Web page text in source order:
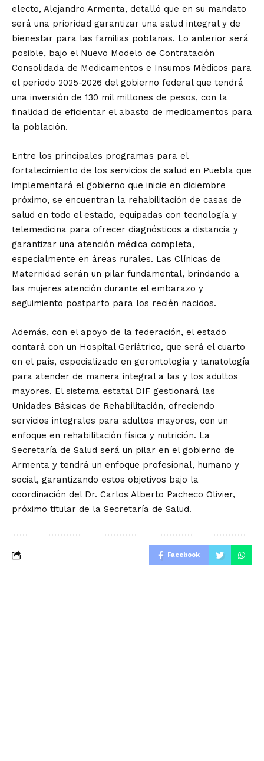
electo, Alejandro Armenta, detalló que en su mandato
será una prioridad garantizar una salud integral y de
bienestar para las familias poblanas. Lo anterior será
posible, bajo el Nuevo Modelo de Contratación
Consolidada de Medicamentos e Insumos Médicos para
el periodo 2025-2026 del gobierno federal que tendrá
una inversión de 130 mil millones de pesos, con la
finalidad de eficientar el abasto de medicamentos para
la población.
Entre los principales programas para el
fortalecimiento de los servicios de salud en Puebla que
implementará el gobierno que inicie en diciembre
próximo, se encuentran la rehabilitación de casas de
salud en todo el estado, equipadas con tecnología y
telemedicina para ofrecer diagnósticos a distancia y
garantizar una atención médica completa,
especialmente en áreas rurales. Las Clínicas de
Maternidad serán un pilar fundamental, brindando a
las mujeres atención durante el embarazo y
seguimiento postparto para los recién nacidos.
Además, con el apoyo de la federación, el estado
contará con un Hospital Geriátrico, que será el cuarto
en el país, especializado en gerontología y tanatología
para atender de manera integral a las y los adultos
mayores. El sistema estatal DIF gestionará las
Unidades Básicas de Rehabilitación, ofreciendo
servicios integrales para adultos mayores, con un
enfoque en rehabilitación física y nutrición. La
Secretaría de Salud será un pilar en el gobierno de
Armenta y tendrá un enfoque profesional, humano y
social, garantizando estos objetivos bajo la
coordinación del Dr. Carlos Alberto Pacheco Olivier,
próximo titular de la Secretaría de Salud.
Facebook